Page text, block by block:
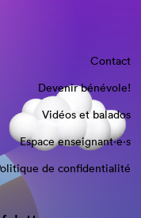
Contact
Devenir bénévole!
Vidéos et balados
Espace enseignant·e⋅s
de confidentialité